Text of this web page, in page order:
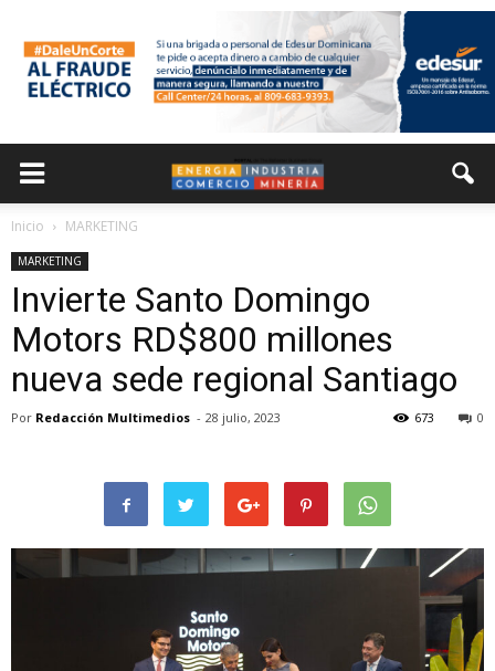
Inicio MARKETING
MARKETING
Invierte Santo Domingo
Motors RD$800 millones
nueva sede regional Santiago
Por Redacción Multimedios - 28 julio, 2023 0
673